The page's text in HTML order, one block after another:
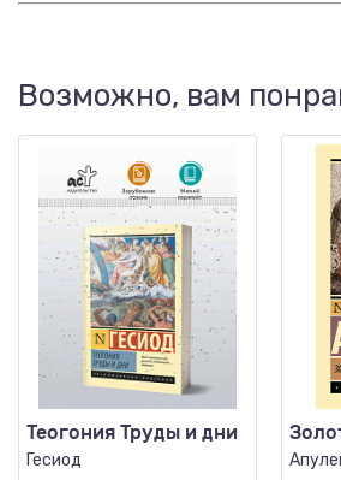
Возможно, вам
Теогония Труды и дни
Гесиод